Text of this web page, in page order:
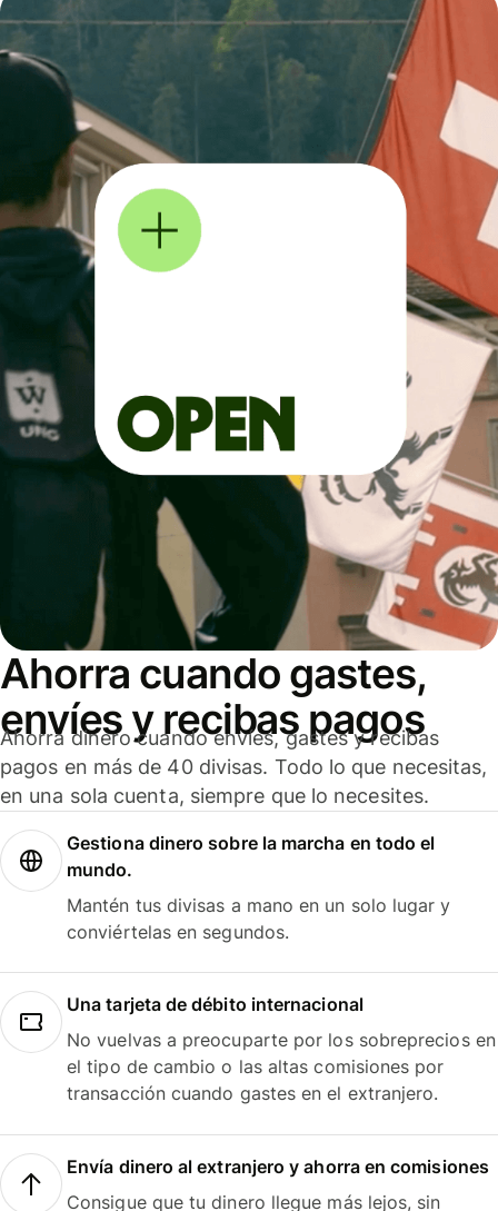
Ahorra cuando gastes,
envíes y recibas pagos
Ahorra dinero cuando envíes, gastes y recibas
pagos en más de 40 divisas. Todo lo que necesitas,
en una sola cuenta, siempre que lo necesites.
Gestiona dinero sobre la marcha en todo el
mundo.
Mantén tus divisas a mano en un solo lugar y
conviértelas en segundos.
Una tarjeta de débito internacional
No vuelvas a preocuparte por los sobreprecios en
el tipo de cambio o las altas comisiones por
transacción cuando gastes en el extranjero.
Envía dinero al extranjero y ahorra en comisiones
Consigue que tu dinero llegue más lejos, sin